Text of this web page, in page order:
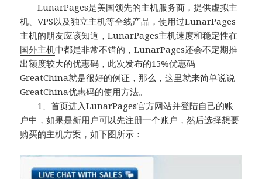
LunarPages是美国领先的主机服务商，提供虚拟主
机、VPS以及独立主机等全线产品，使用过LunarPages
主机的朋友应该知道，LunarPages主机速度和稳定性在
国外主机中都是非常不错的，LunarPages还会不定期推
出额度较大的优惠码，此次发布的15%优惠码
GreatChina就是很好的例证，那么，这里就来简单说说
GreatChina优惠码的使用方法。
1、首页进入LunarPages官方网站并登陆自己的账
户中，如果是新用户可以先注册一个账户，然后选择想要
购买的主机方案，如下图所示：